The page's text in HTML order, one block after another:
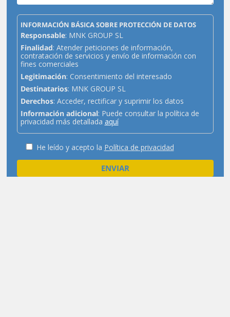
INFORMACIÓN BÁSICA SOBRE PROTECCIÓN DE DATOS
Responsable: MNK GROUP SL
Finalidad: Atender peticiones de información,
contratación de servicios y envío de información con
fines comerciales
Legitimación: Consentimiento del interesado
Destinatarios: MNK GROUP SL
Derechos: Acceder, rectificar y suprimir los datos
Información adicional: Puede consultar la política de
privacidad más detallada aquí
He leído y acepto la Política de privacidad